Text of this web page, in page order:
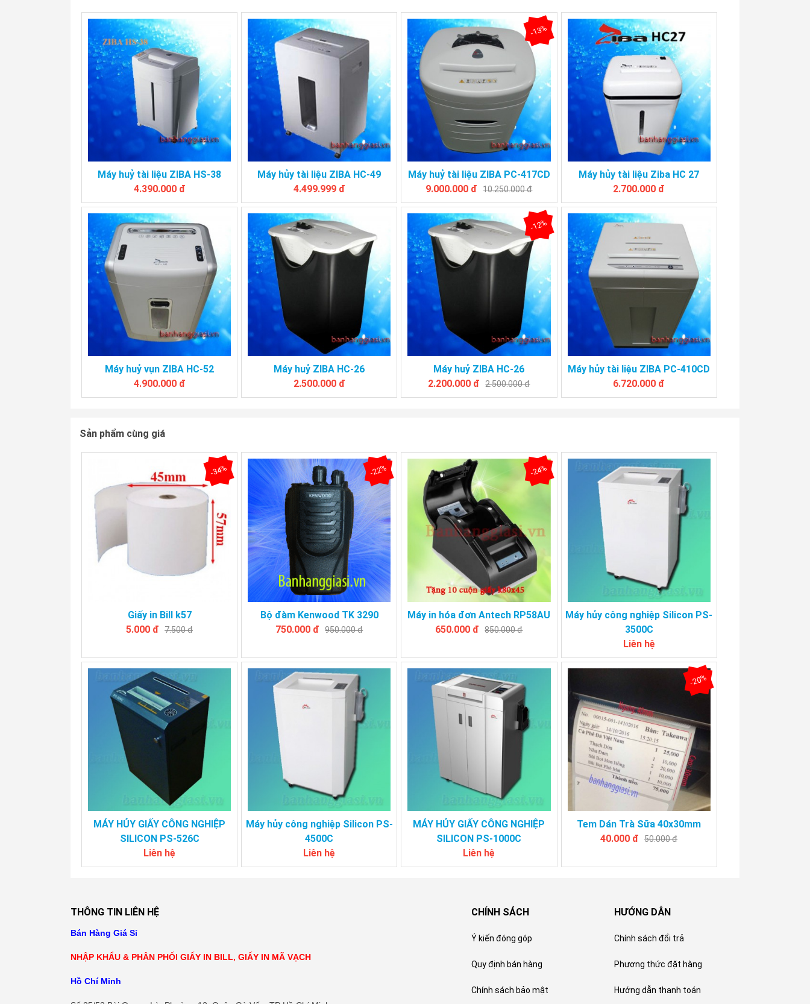
Máy huỷ tài liệu ZIBA HS-38
4.390.000 đ
Máy hủy tài liệu ZIBA HC-49
4.499.999 đ
Máy huỷ tài liệu ZIBA PC-417CD
-13%
9.000.000 đ 10.250.000 đ
Máy hủy tài liệu Ziba HC 27
2.700.000 đ
Máy huỷ vụn ZIBA HC-52
4.900.000 đ
Máy huỷ ZIBA HC-26
2.500.000 đ
Máy huỷ ZIBA HC-26
-12%
2.200.000 đ 2.500.000 đ
Máy hủy tài liệu ZIBA PC-410CD
6.720.000 đ
Sản phẩm cùng giá
Giấy in Bill k57
-34%
5.000 đ 7.500 đ
Bộ đàm Kenwood TK 3290
-22%
750.000 đ 950.000 đ
Máy in hóa đơn Antech RP58AU
-24%
650.000 đ 850.000 đ
Máy hủy công nghiệp Silicon PS-
3500C
Liên hệ
MÁY HỦY GIẤY CÔNG NGHIỆP
SILICON PS-526C
Liên hệ
Máy hủy công nghiệp Silicon PS-
4500C
Liên hệ
MÁY HỦY GIẤY CÔNG NGHIỆP
SILICON PS-1000C
Liên hệ
Tem Dán Trà Sữa 40x30mm
-20%
40.000 đ 50.000 đ
THÔNG TIN LIÊN HỆ
Bán Hàng Giá Sỉ
NHẬP KHẨU & PHÂN PHỐI GIẤY IN BILL, GIẤY IN MÃ VẠCH
Hồ Chí Minh
CHÍNH SÁCH
Ý kiến đóng góp
Quy định bán hàng
Chính sách bảo mật
HƯỚNG DẪN
Chính sách đổi trả
Phương thức đặt hàng
Hướng dẫn thanh toán